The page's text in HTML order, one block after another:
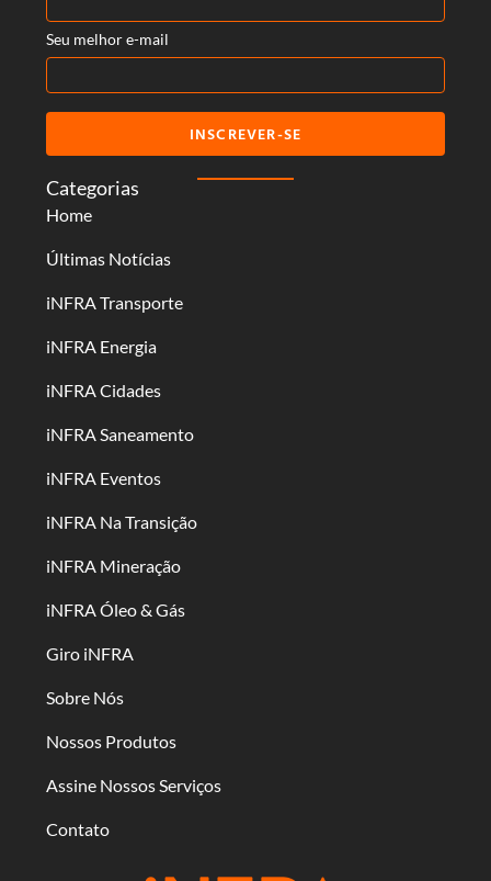
Categorias
Home
Últimas Notícias
iNFRA Transporte
iNFRA Energia
iNFRA Cidades
iNFRA Saneamento
iNFRA Eventos
iNFRA Na Transição
iNFRA Mineração
iNFRA Óleo & Gás
Giro iNFRA
Sobre Nós
Nossos Produtos
Assine Nossos Serviços
Contato
Seu melhor e-mail
INSCREVER-SE